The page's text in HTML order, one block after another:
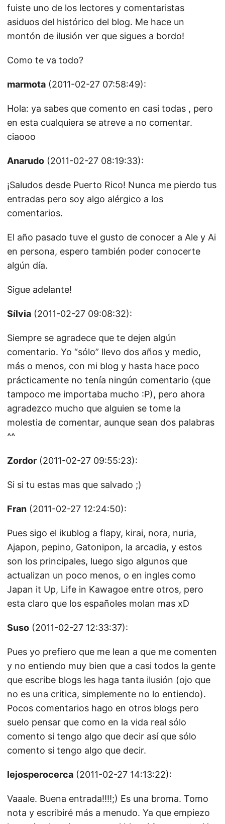
fuiste uno de los lectores y comentaristas
asiduos del histórico del blog. Me hace un
montón de ilusión ver que sigues a bordo!
Como te va todo?
marmota (2011-02-27 07:58:49):
Hola: ya sabes que comento en casi todas , pero
en esta cualquiera se atreve a no comentar.
ciaooo
Anarudo (2011-02-27 08:19:33):
¡Saludos desde Puerto Rico! Nunca me pierdo tus
entradas pero soy algo alérgico a los
comentarios.
El año pasado tuve el gusto de conocer a Ale y Ai
en persona, espero también poder conocerte
algún día.
Sigue adelante!
Sílvia (2011-02-27 09:08:32):
Siempre se agradece que te dejen algún
comentario. Yo “sólo” llevo dos años y medio,
más o menos, con mi blog y hasta hace poco
prácticamente no tenía ningún comentario (que
tampoco me importaba mucho :P), pero ahora
agradezco mucho que alguien se tome la
molestia de comentar, aunque sean dos palabras
^^
Zordor (2011-02-27 09:55:23):
Si si tu estas mas que salvado ;)
Fran (2011-02-27 12:24:50):
Pues sigo el ikublog a flapy, kirai, nora, nuria,
Ajapon, pepino, Gatonipon, la arcadia, y estos
son los principales, luego sigo algunos que
actualizan un poco menos, o en ingles como
Japan it Up, Life in Kawagoe entre otros, pero
esta claro que los españoles molan mas xD
Suso (2011-02-27 12:33:37):
Pues yo prefiero que me lean a que me comenten
y no entiendo muy bien que a casi todos la gente
que escribe blogs les haga tanta ilusión (ojo que
no es una critica, simplemente no lo entiendo).
Pocos comentarios hago en otros blogs pero
suelo pensar que como en la vida real sólo
comento si tengo algo que decir así que sólo
comento si tengo algo que decir.
lejosperocerca (2011-02-27 14:13:22):
Vaaale. Buena entrada!!!!;) Es una broma. Tomo
nota y escribiré más a menudo. Ya que empiezo